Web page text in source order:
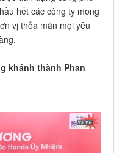
hết các công ty mong
vị thỏa mãn mọi yêu
khánh thành Phan